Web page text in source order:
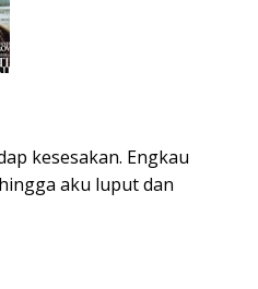
kesesakan. Engkau
aku luput dan